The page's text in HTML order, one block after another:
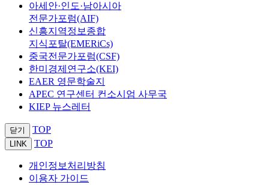
아세안·인도·남아시아
전문가포럼(AIF)
신흥지역정보종합
지식포탈(EMERiCs)
중국전문가포럼(CSF)
한미경제연구소(KEI)
EAER 영문학술지
APEC 연구센터 컨소시엄 사무국
KIEP 뉴스레터
닫기 TOP
LINK TOP
개인정보처리방침
이용자 가이드